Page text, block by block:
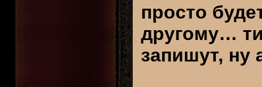
просто
другому…
запишут, ну